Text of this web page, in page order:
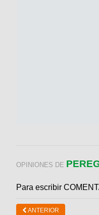
OPINIONES DE
Para escribir
ANTERIOR